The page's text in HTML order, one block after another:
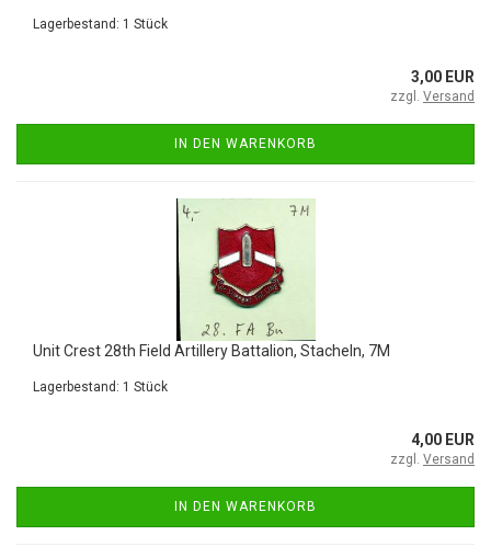
Lagerbestand: 1 Stück
3,00 EUR
zzgl. Versand
IN DEN WARENKORB
Unit Crest 28th Field Artillery Battalion, Stacheln, 7M
Lagerbestand: 1 Stück
4,00 EUR
zzgl. Versand
IN DEN WARENKORB